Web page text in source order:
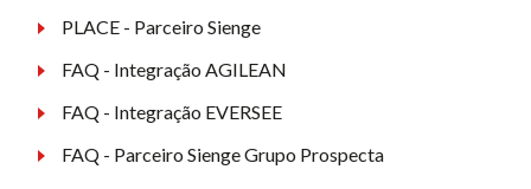
PLACE - Parceiro Sienge
FAQ - Integração AGILEAN
FAQ - Integração EVERSEE
FAQ - Parceiro Sienge Grupo Prospecta